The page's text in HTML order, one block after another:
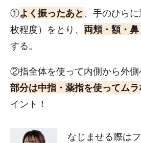
①よく振ったあと 、手のひら
枚程度）をとり、 両頬・額・
する。
②指全体を使って内側から外側
部分は中指・薬指を使ってム
イント！
なじませる際は